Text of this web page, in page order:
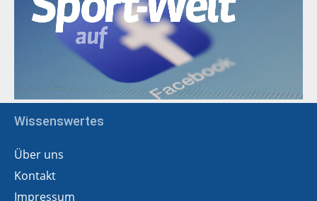
Wissenswertes
Über uns
Kontakt
Impressum